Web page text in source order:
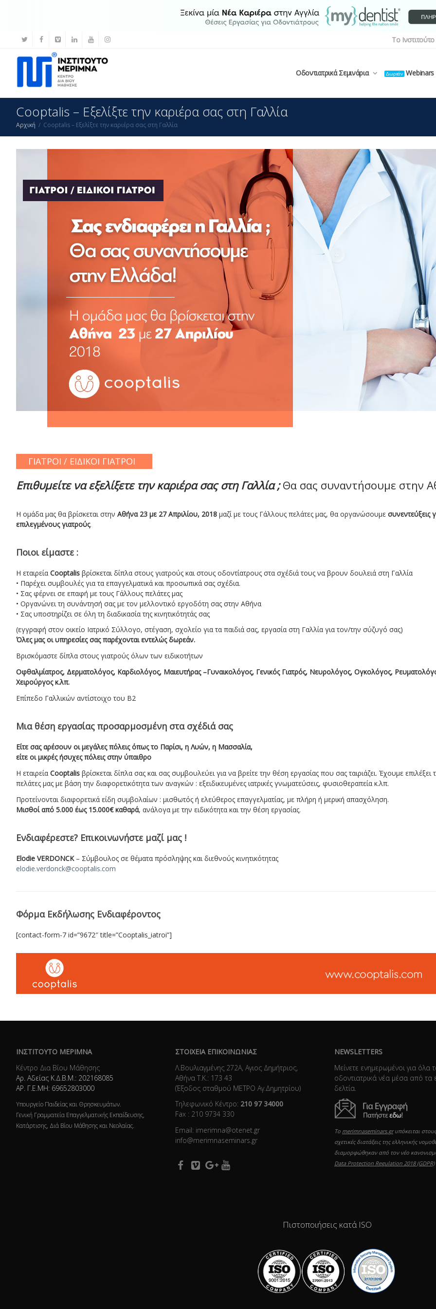
Το Ινστιτούτο
Οδοντιατρικά Σεμινάρια Δωρεάν Webinars
Cooptalis – Εξελίξτε την καριέρα σας στη Γαλλία
Αρχική Cooptalis – Εξελίξτε την καριέρα σας στη Γαλλία
ΓΙΑΤΡΟΙ / ΕΙΔΙΚΟΙ ΓΙΑΤΡΟΙ
Επιθυμείτε να εξελίξετε την καριέρα σας στη Γαλλία ;Θα σας συναντήσουμε στην
Η ομάδα μας θα βρίσκεται στην Αθήνα 23 με 27 Απριλίου, 2018 μαζί με τους Γάλλους πελάτες μας, θα οργανώσουμε συνεντεύξεις
επιλεγμένους γιατρούς.
Ποιοι είμαστε :
Η εταιρεία Cooptalis βρίσκεται δίπλα στους γιατρούς και στους οδοντίατρους στα σχέδιά τους να βρουν δουλειά στη Γαλλία
• Παρέχει συμβουλές για τα επαγγελματικά και προσωπικά σας σχέδια.
• Σας φέρνει σε επαφή με τους Γάλλους πελάτες μας
• Οργανώνει τη συνάντησή σας με τον μελλοντικό εργοδότη σας στην Αθήνα
• Σας υποστηρίζει σε όλη τη διαδικασία της κινητικότητάς σας
(εγγραφή στον οικείο Ιατρικό Σύλλογο, στέγαση, σχολείο για τα παιδιά σας, εργασία στη Γαλλία για τον/την σύζυγό σας)
Όλες μας οι υπηρεσίες σας παρέχονται εντελώς δωρεάν.
Βρισκόμαστε δίπλα στους γιατρούς όλων των ειδικοτήτων
Οφθαλμίατρος, Δερματολόγος, Καρδιολόγος, Μαιευτήρας –Γυναικολόγος, Γενικός Γιατρός, Νευρολόγος, Ογκολόγος,
Χειρούργος κ.λπ.
Επίπεδο Γαλλικών αντίστοιχο του Β2
Μια θέση εργασίας προσαρμοσμένη στα σχέδιά σας
Είτε σας αρέσουν οι μεγάλες πόλεις όπως το Παρίσι, η Λυών, η Μασσαλία,
είτε οι μικρές ήσυχες πόλεις στην ύπαιθρο
Η εταιρεία Cooptalis βρίσκεται δίπλα σας και σας συμβουλεύει για να βρείτε την θέση εργασίας που σας ταιριάζει. Έχουμε επιλέξει
πελάτες μας με βάση την διαφορετικότητα των αναγκών : εξειδικευμένες ιατρικές γνωματεύσεις, φυσιοθεραπεία κ.λπ.
Προτείνονται διαφορετικά είδη συμβολαίων : μισθωτός ή ελεύθερος επαγγελματίας, με πλήρη ή μερική απασχόληση.
Μισθοί από 5.000 έως 15.000€ καθαρά, ανάλογα με την ειδικότητα και την θέση εργασίας.
Ενδιαφέρεστε? Επικοινωνήστε μαζί μας !
Elodie VERDONCK– Σύμβουλος σε θέματα πρόσληψης και διεθνούς κινητικότητας
elodie.verdonck@cooptalis.com
Φόρμα Εκδήλωσης Ενδιαφέροντος
[contact-form-7 id=”9672″ title=”Cooptalis_iatroi”]
ΙΝΣΤΙΤΟΥΤΟ ΜΕΡΙΜΝΑ
Κέντρο Δια Βίου Μάθησης
Αρ. Αδείας Κ.Δ.Β.Μ.: 202168085
ΑΡ. Γ.Ε.ΜΗ: 69652803000
Υπουργείο Παιδείας και Θρησκευμάτων.
Γενική Γραμματεία Επαγγελματικής Εκπαίδευσης,
Κατάρτισης, Διά Βίου Μάθησης και Νεολαίας.
ΣΤΟΙΧΕΙΑ ΕΠΙΚΟΙΝΩΝΙΑΣ
Λ.Βουλιαγμένης 272Α, Αγιος Δημήτριος,
Αθήνα Τ.Κ.: 173 43
(Έξοδος σταθμού ΜΕΤΡΟ Αγ.Δημητρίου)
Τηλεφωνικό Κέντρο: 210 97 34000
Fax : 210 9734 330
Email: imerimna@otenet.gr
info@merimnaseminars.gr
NEWSLETTERS
Μείνετε ενημερωμένοι για όλα
οδοντιατρικά νέα μέσα από τα
δελτία.
Το merimnaseminars.grυπόκειται
σχετικές διατάξεις της ελληνικής
διαμορφώθηκαν από τον νέο
Data Protection Regulation 2018 (GDPR)
Πιστοποιήσεις κατά ISO